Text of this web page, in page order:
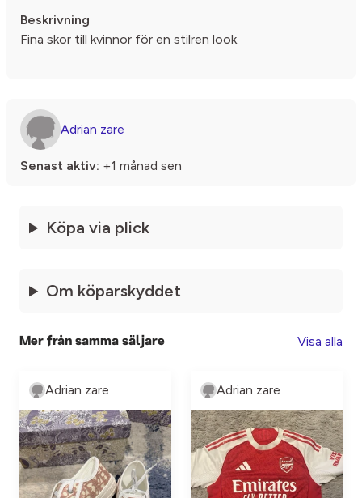
Beskrivning
Fina skor till kvinnor för en stilren look.
Adrian zare
Senast aktiv: +1 månad sen
Köpa via plick
Om köparskyddet
Mer från samma säljare Visa alla
Adrian zare Adrian zare